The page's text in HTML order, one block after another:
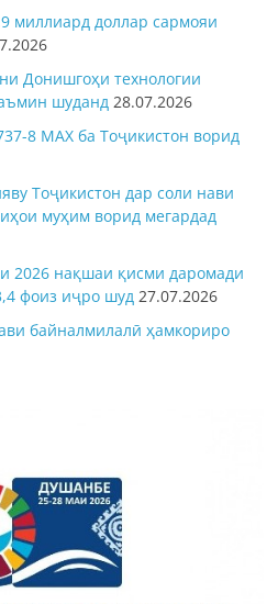
миллиард доллар сармояи
Донишгоҳи технологии
шуданд 28.07.2026
8 MAX ба Тоҷикистон ворид
Тоҷикистон дар соли нави
муҳим ворид мегардад
2026 нақшаи қисми даромади
фоиз иҷро шуд 27.07.2026
байналмилалӣ ҳамкориро